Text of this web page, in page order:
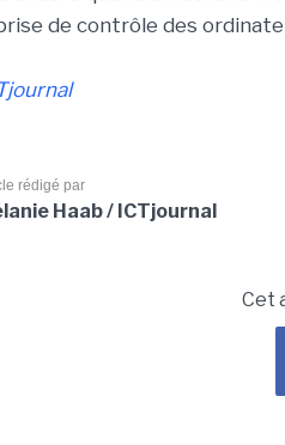
de contrôle des
rédigé par
Haab / ICTjournal
Cet